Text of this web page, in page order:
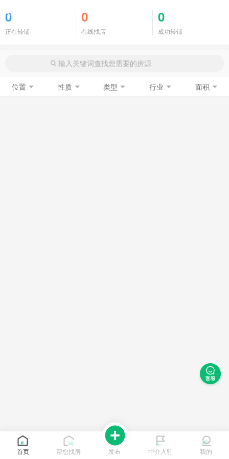
0
正在转铺
0
在线找店
0
成功转铺
位置 性质 类型 行业 面积
首页 帮您找房 发布 中介入驻 我的